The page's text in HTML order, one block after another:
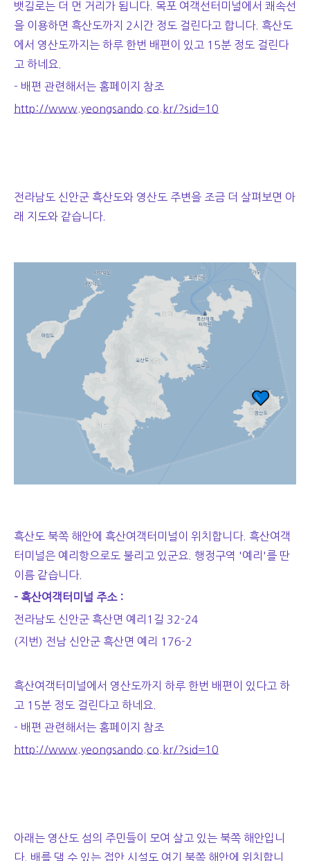
뱃길로는 더 먼 거리가 됩니다. 목포 여객선터미널에서 쾌속선
을 이용하면 흑산도까지 2시간 정도 걸린다고 합니다. 흑산도
에서 영산도까지는 하루 한번 배편이 있고 15분 정도 걸린다
고 하네요.
- 배편 관련해서는 홈페이지 참조
http://www.yeongsando.co.kr/?sid=10
전라남도 신안군 흑산도와 영산도 주변을 조금 더 살펴보면 아
래 지도와 같습니다.
흑산도 북쪽 해안에 흑산여객터미널이 위치합니다. 흑산여객
터미널은 예리항으로도 불리고 있군요. 행정구역 '예리'를 딴
이름 같습니다.
- 흑산여객터미널 주소 :
전라남도 신안군 흑산면 예리1길 32-24
(지번) 전남 신안군 흑산면 예리 176-2
흑산여객터미널에서 영산도까지 하루 한번 배편이 있다고 하
고 15분 정도 걸린다고 하네요.
- 배편 관련해서는 홈페이지 참조
http://www.yeongsando.co.kr/?sid=10
아래는 영산도 섬의 주민들이 모여 살고 있는 북쪽 해안입니
다. 배를 댈 수 있는 접안 시설도 여기 북쪽 해안에 위치합니